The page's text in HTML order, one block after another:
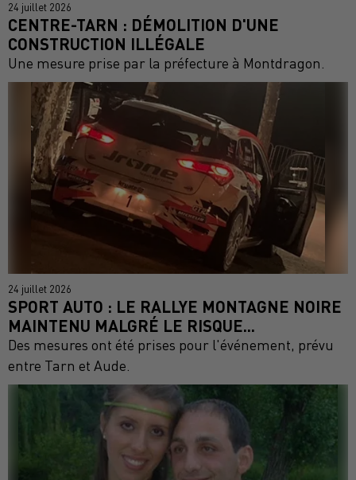
24 juillet 2026
CENTRE-TARN : DÉMOLITION D'UNE
CONSTRUCTION ILLÉGALE
Une mesure prise par la préfecture à Montdragon.
24 juillet 2026
SPORT AUTO : LE RALLYE MONTAGNE NOIRE
MAINTENU MALGRÉ LE RISQUE...
Des mesures ont été prises pour l'événement, prévu
entre Tarn et Aude.